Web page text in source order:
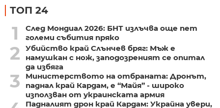
ТОП 24
1
След Мондиал 2026: БНТ излъчва още пет
големи събития пряко
2
Убийство край Слънчев бряг: Мъж е
намушкан с нож, заподозреният се опитал
да избяга
3
Министерството на отбраната: Дронът,
паднал край Кардам, е “Майя” - широко
използван от украинската армия
Падналият дрон край Кардам: Украйна увери,